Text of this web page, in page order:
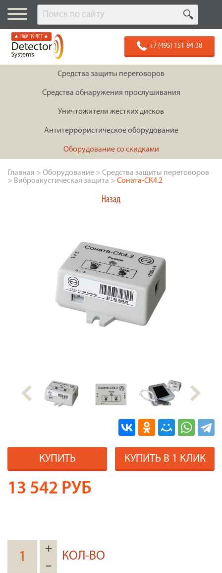
★ НАМ 19 ЛЕТ ★
+7 (495) 151-84-38
Средства защиты переговоров
Средства обнаружения прослушивания
Уничтожители жестких дисков
Антитеррористическое оборудование
Оборудование со скидками
Главная > Оборудование > Средства защиты переговоров
> Виброакустическая защита > Соната-СК4.2
Назад
КУПИТЬ КУПИТЬ В 1 КЛИК
13 542 РУБ
+
–
КОЛ-ВО